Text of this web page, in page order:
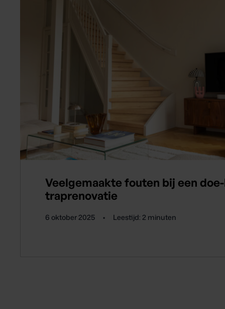
Veelgemaakte fouten bij een
traprenovatie
6 oktober 2025 • Leestijd: 2 minuten